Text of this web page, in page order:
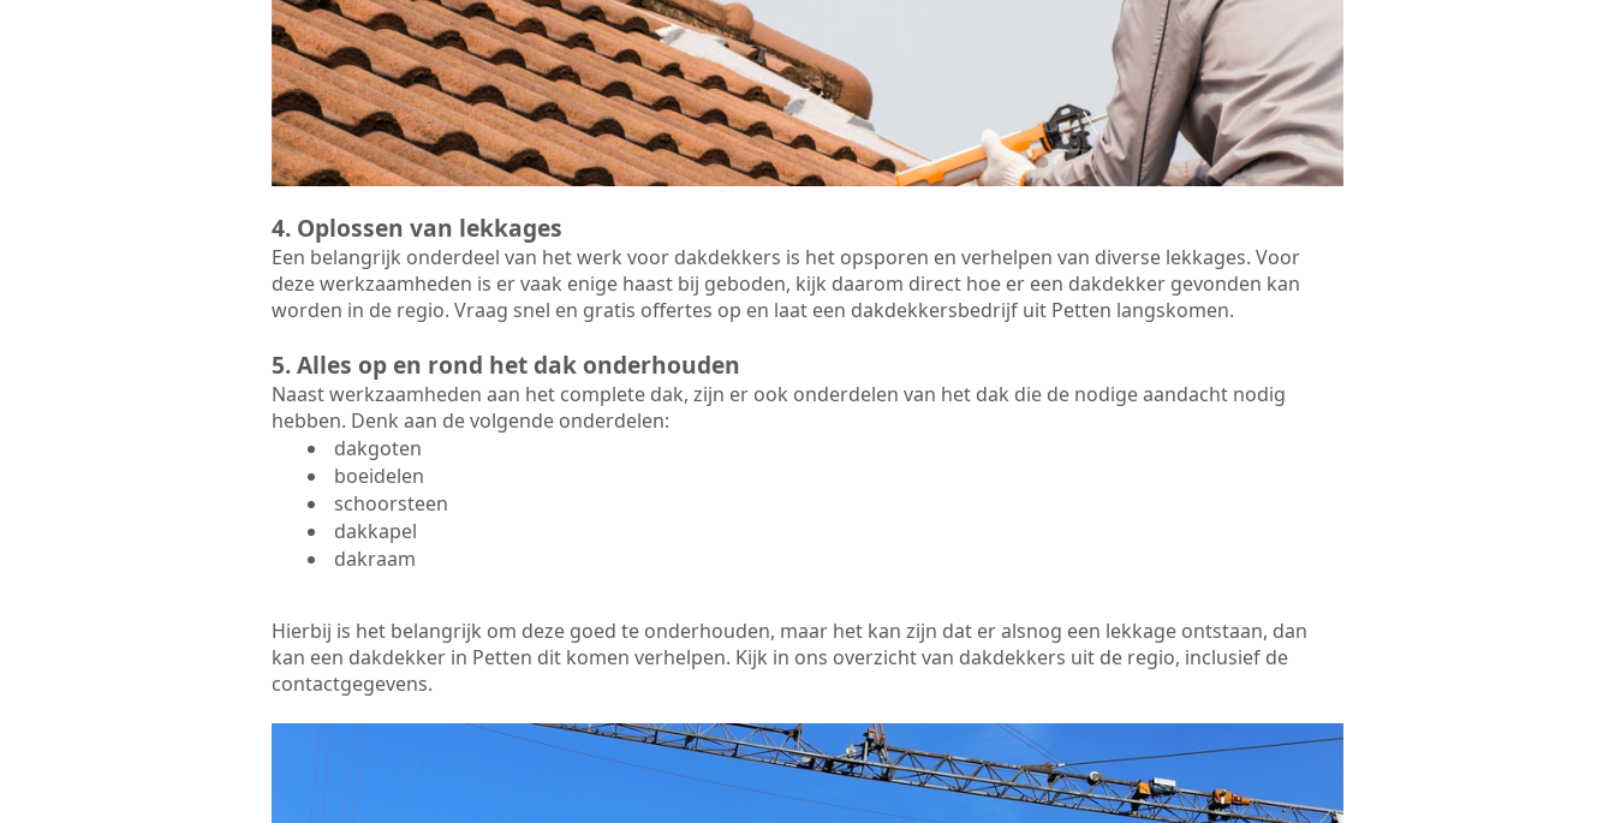
4. Oplossen van lekkages
Een belangrijk onderdeel van het werk voor dakdekkers is het opsporen en verhelpen van diverse lekkages. Voor
deze werkzaamheden is er vaak enige haast bij geboden, kijk daarom direct hoe er een dakdekker gevonden kan
worden in de regio. Vraag snel en gratis offertes op en laat een dakdekkersbedrijf uit Petten langskomen.
5. Alles op en rond het dak onderhouden
Naast werkzaamheden aan het complete dak, zijn er ook onderdelen van het dak die de nodige aandacht nodig
hebben. Denk aan de volgende onderdelen:
dakgoten
boeidelen
schoorsteen
dakkapel
dakraam
Hierbij is het belangrijk om deze goed te onderhouden, maar het kan zijn dat er alsnog een lekkage ontstaan, dan
kan een dakdekker in Petten dit komen verhelpen. Kijk in ons overzicht van dakdekkers uit de regio, inclusief de
contactgegevens.